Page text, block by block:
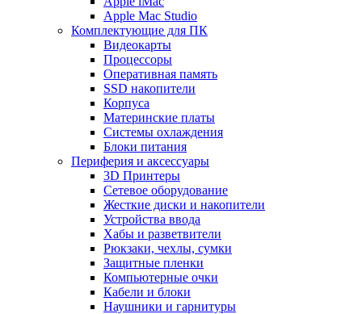
Apple Mac Studio
Комплектующие для ПК
Видеокарты
Процессоры
Оперативная память
SSD накопители
Корпуса
Материнские платы
Системы охлаждения
Блоки питания
Периферия и аксессуары
3D Принтеры
Сетевое оборудование
Жесткие диски и накопители
Устройства ввода
Хабы и разветвители
Рюкзаки, чехлы, сумки
Защитные пленки
Компьютерные очки
Кабели и блоки
Наушники и гарнитуры